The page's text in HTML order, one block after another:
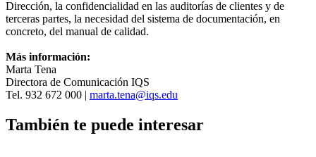
Dirección, la confidencialidad en las auditorías de clientes y de
terceras partes, la necesidad del sistema de documentación, en
concreto, del manual de calidad.
Más información:
Marta Tena
Directora de Comunicación IQS
Tel. 932 672 000 | marta.tena@iqs.edu
También te puede interesar